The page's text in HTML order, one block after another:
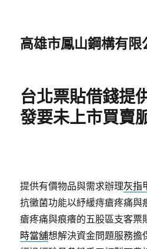
高雄市鳳山鋼構有限
台北票貼借錢提
發要未上市買賣
提供有價物品與需求辦理灰指
抗黴菌功能以紓緩痔瘡疼痛與
瘡疼痛與痕癢的五股區支客票
時當舖想解決資金問題服務擔